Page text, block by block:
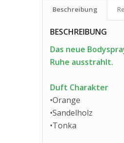
Beschreibung
BESCHREIBUNG
Das neue
Ruhe ausstrahlt.
Duft Charakter
•Orange
•Sandelholz
•Tonka